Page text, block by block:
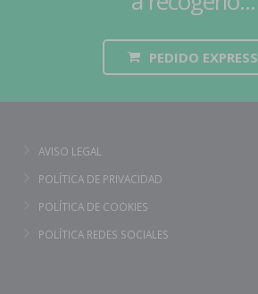
PEDIDO EXPRESS
AVISO LEGAL
POLÍTICA DE PRIVACIDAD
POLÍTICA DE COOKIES
POLÍTICA REDES SOCIALES